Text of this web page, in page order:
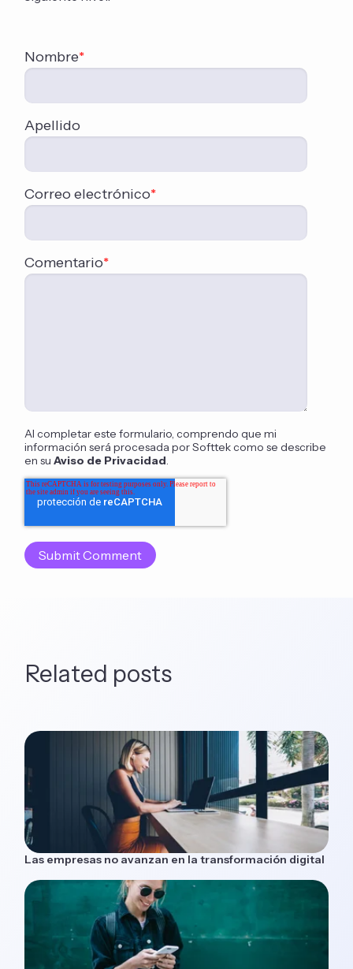
Nombre*
Apellido
Correo electrónico*
Comentario*
Al completar este formulario, comprendo que mi
información será procesada por Softtek como se describe
en suAviso de Privacidad.
Related posts
Las empresas no avanzan en la transformación digital